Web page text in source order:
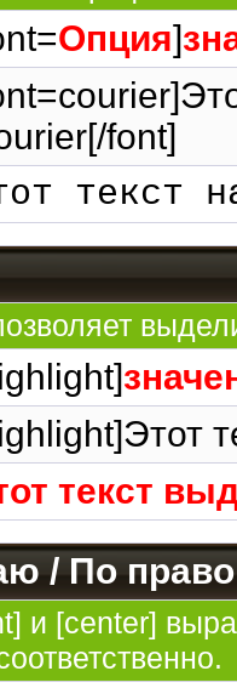
Опция]
font]
текст
текст
/ По
и [center]